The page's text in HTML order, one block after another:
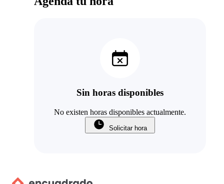
Sin horas disponibles
No existen horas disponibles actualmente.
Solicitar hora